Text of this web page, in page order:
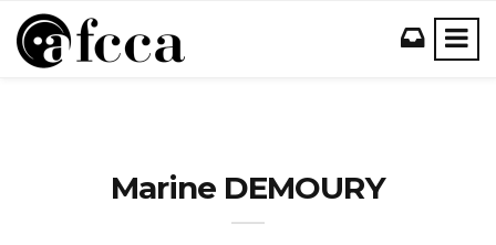
Marine DEMOURY